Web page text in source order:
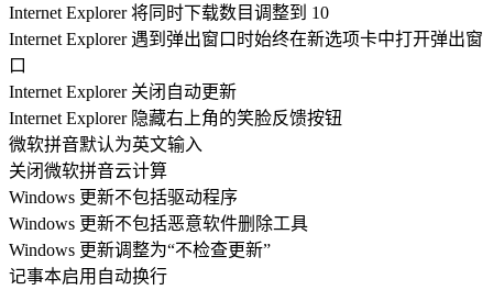
Internet Explorer 将同时下载数目调整到 10
Internet Explorer 遇到弹出窗口时始终在新选项卡中打开弹出窗
口
Internet Explorer 关闭自动更新
Internet Explorer 隐藏右上角的笑脸反馈按钮
微软拼音默认为英文输入
关闭微软拼音云计算
Windows 更新不包括驱动程序
Windows 更新不包括恶意软件删除工具
Windows 更新调整为“不检查更新”
记事本启用自动换行